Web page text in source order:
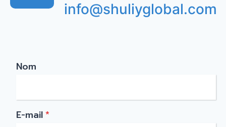
info@shuliyglobal.com
Nom
E-mail*